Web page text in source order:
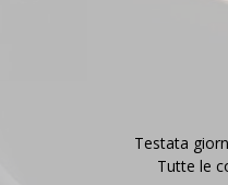
Testata
Tutte le